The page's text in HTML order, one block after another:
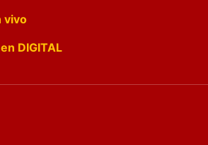
vivo
DIGITAL